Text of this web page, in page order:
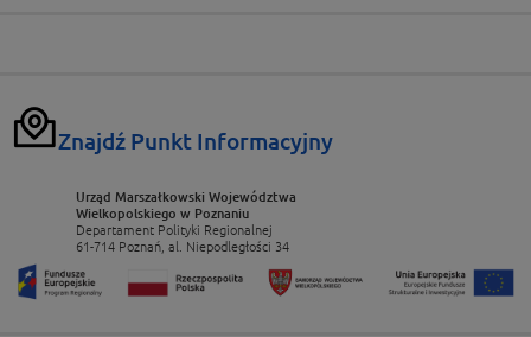
Znajdź Punkt Informacyjny
Urząd Marszałkowski Województwa
Wielkopolskiego w Poznaniu
Departament Polityki Regionalnej
61-714 Poznań, al. Niepodległości 34